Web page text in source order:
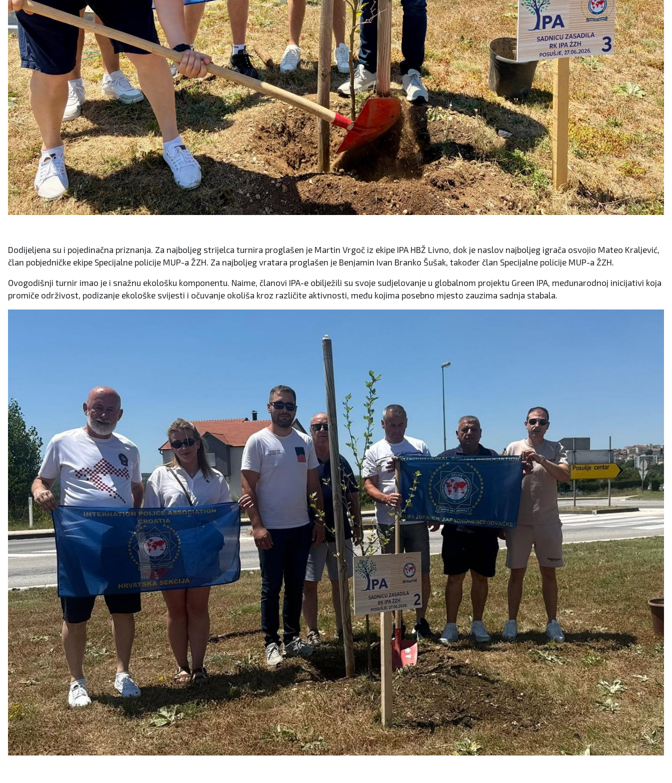
Dodijeljena su i pojedinačna priznanja. Za najboljeg strijelca turnira proglašen je Martin Vrgoč iz ekipe IPA HBŽ Livno, dok je naslov najboljeg igrača osvojio Mateo Kraljević,
član pobjedničke ekipe Specijalne policije MUP-a ŽZH. Za najboljeg vratara proglašen je Benjamin Ivan Branko Šušak, također član Specijalne policije MUP-a ŽZH.
Ovogodišnji turnir imao je i snažnu ekološku komponentu. Naime, članovi IPA-e obilježili su svoje sudjelovanje u globalnom projektu Green IPA, međunarodnoj inicijativi koja
promiče održivost, podizanje ekološke svijesti i očuvanje okoliša kroz različite aktivnosti, među kojima posebno mjesto zauzima sadnja stabala.